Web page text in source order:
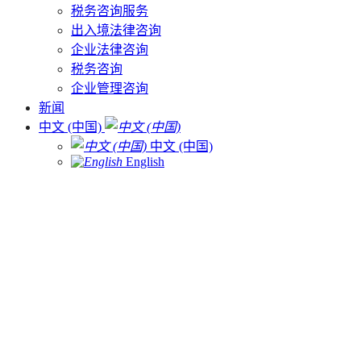
税务咨询服务
出入境法律咨询
企业法律咨询
税务咨询
企业管理咨询
新闻
中文 (中国)
中文 (中国)
English